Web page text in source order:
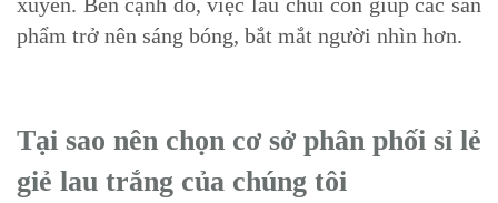
xuyên. Bên cạnh đó, việc lau chùi còn giúp các sản
phẩm trở nên sáng bóng, bắt mắt người nhìn hơn.
Tại sao nên chọn cơ sở phân phối sỉ lẻ
giẻ lau trắng của chúng tôi